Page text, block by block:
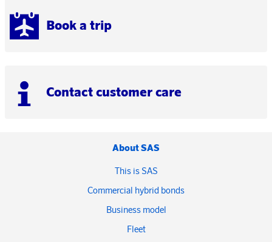
Book a trip
Contact customer care
About SAS
This is SAS
Commercial hybrid bonds
Business model
Fleet